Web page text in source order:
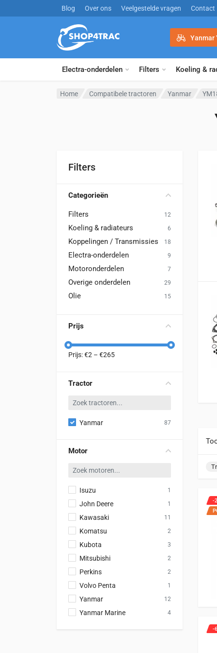
Blog Over ons Veelgestelde vragen Contact
Electra-onderdelen Filters Koeling &
Yanmar
Home Compatibele tractoren Yanmar
Filters
Categorieën
Filters 12
Koeling & radiateurs 6
Koppelingen / Transmissies 18
Electra-onderdelen 9
Motoronderdelen 7
Overige onderdelen 29
Olie 15
Prijs
Prijs: €2 – €265
Tractor
Yanmar 87
Motor
Isuzu 1
John Deere 1
Kawasaki 11
Komatsu 2
Kubota 3
Mitsubishi 2
Perkins 2
Volvo Penta 1
Yanmar 12
Yanmar Marine 4
-
-